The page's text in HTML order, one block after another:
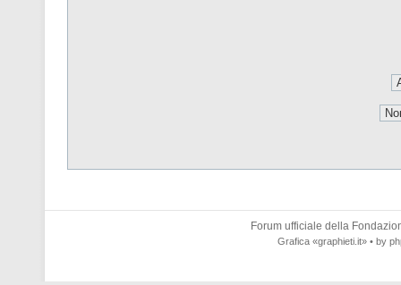
Forum ufficiale della
Grafica «graphieti.it» • by